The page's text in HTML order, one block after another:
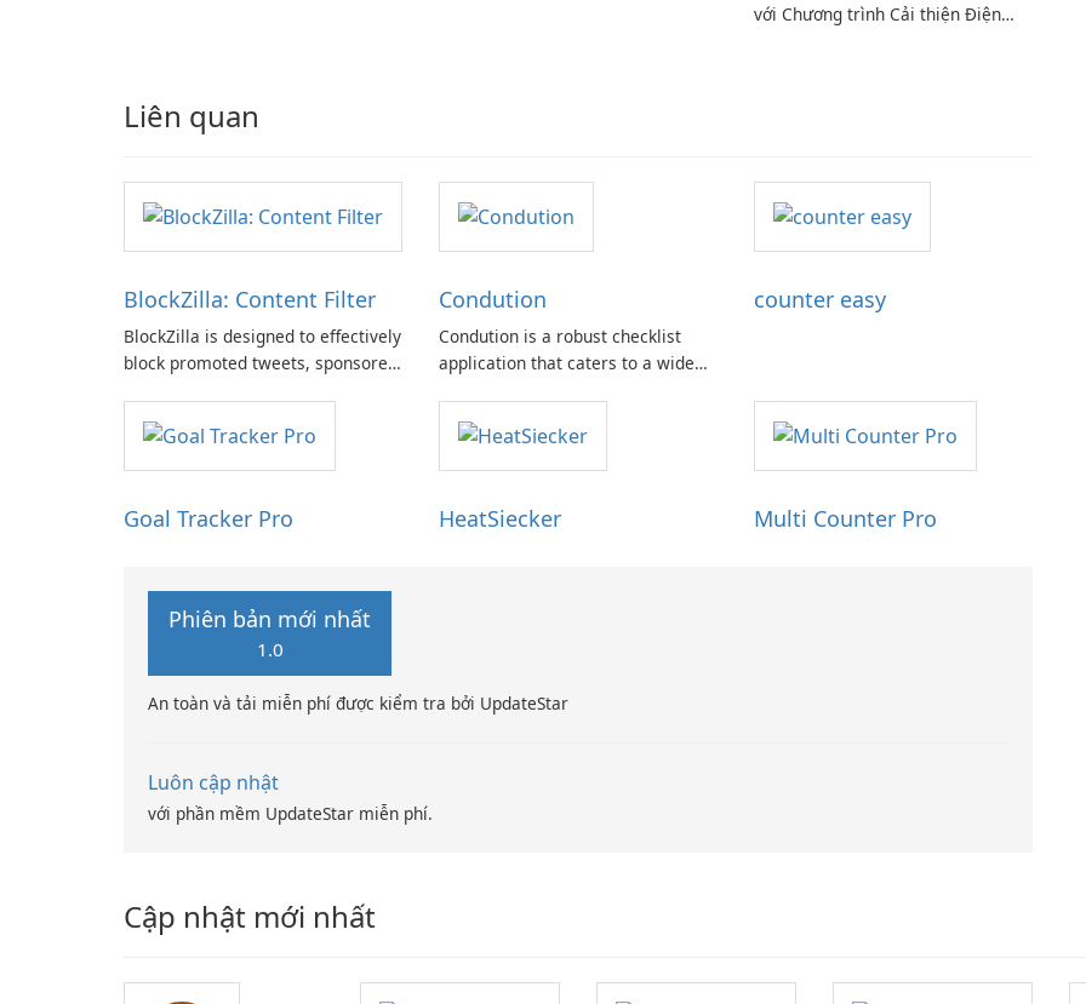
với Chương trình Cải thiện Điện
Liên quan
BlockZilla: Content Filter
BlockZilla is designed to effectively
block promoted tweets, sponsored
major websites such as Facebook,
Twitter, Reddit, and others.
Condution
Condution is a robust checklist
application that caters to a wide
and professional to personal.
counter easy
Goal Tracker Pro HeatSiecker Multi Counter Pro
Phiên bản mới nhất
1.0
An toàn và tải miễn phí được kiểm tra bởi UpdateStar
Luôn cập nhật
với phần mềm UpdateStar miễn phí.
Cập nhật mới nhất